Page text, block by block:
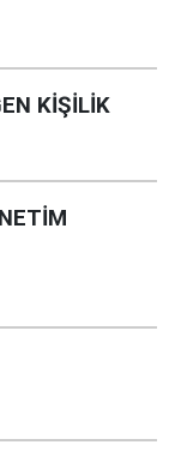
KİŞİLİK